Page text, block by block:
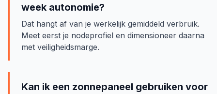
week autonomie?
Dat hangt af van je werkelijk gemiddeld verbruik.
Meet eerst je nodeprofiel en dimensioneer daarna
met veiligheidsmarge.
Kan ik een zonnepaneel gebruiken voor